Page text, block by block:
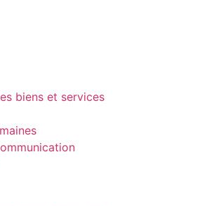
biens et services